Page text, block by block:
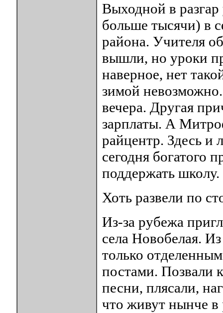
Выходной в
больше тысячи) в
района. Учителя
вышли, но уроки
наверное, нет
зимой
вечера. Другая
зарплаты. А
райцентр. Здесь и
сегодня богатого
поддержать школу.
Хоть развели по
Из-за рубежа
села Новобелая.
только
постами. Позвали
песни, плясали,
что живут нынче в